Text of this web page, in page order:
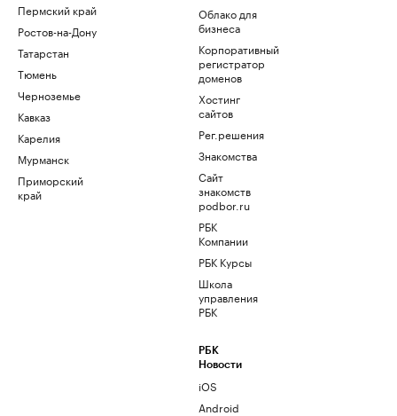
Пермский край
Ростов-на-Дону
Татарстан
Тюмень
Черноземье
Кавказ
Карелия
Мурманск
Приморский
край
Облако для
бизнеса
Корпоративный
регистратор
доменов
Хостинг
сайтов
Рег.решения
Знакомства
Сайт
знакомств
podbor.ru
РБК
Компании
РБК Курсы
Школа
управления
РБК
РБК
Новости
iOS
Android